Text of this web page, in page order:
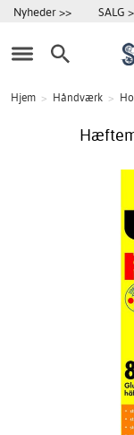
Nyheder >> SALG
Hjem > Håndværk >